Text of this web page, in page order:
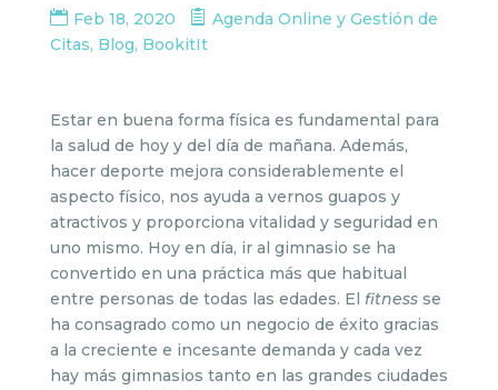
Feb 18, 2020
Agenda Online y Gestión de
Citas, Blog, BookitIt
Estar en buena forma física es fundamental para
la salud de hoy y del día de mañana. Además,
hacer deporte mejora considerablemente el
aspecto físico, nos ayuda a vernos guapos y
atractivos y proporciona vitalidad y seguridad en
uno mismo. Hoy en día, ir al gimnasio se ha
convertido en una práctica más que habitual
entre personas de todas las edades. El fitnessse
ha consagrado como un negocio de éxito gracias
a la creciente e incesante demanda y cada vez
hay más gimnasios tanto en las grandes ciudades